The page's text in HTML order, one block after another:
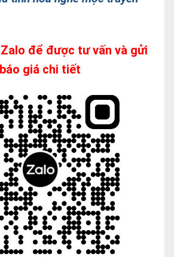
Zalo để được tư vấn và gửi
báo giá chi tiết